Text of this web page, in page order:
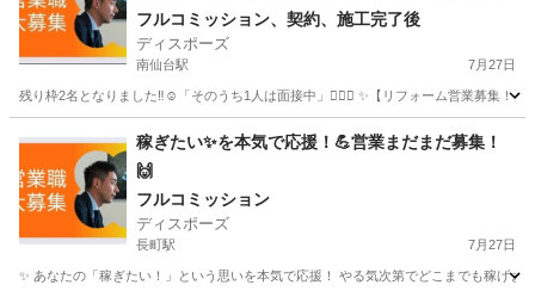
ぐ下さい‼︎👍
フルコミッション、契約、施工完了後
ディスポーズ
南仙台駅 7月27日
残り枠2名となりました‼︎☺️「そのうち1人は面接中」🙇🏻‍♂️ ✨【リフォーム営業募集！
南仙台駅 営業 やる気
稼ぎたい✨を本気で応援！💪営業まだまだ募集！
🙌
フルコミッション
ディスポーズ
長町駅 7月27日
✨ あなたの「稼ぎたい！」という思いを本気で応援！ やる気次第でどこまでも稼げ